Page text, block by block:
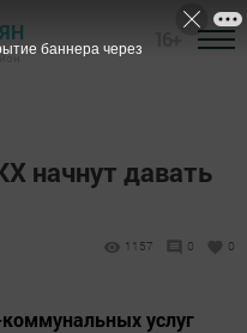
начнут давать
1157 0 0
услуг
баннера через